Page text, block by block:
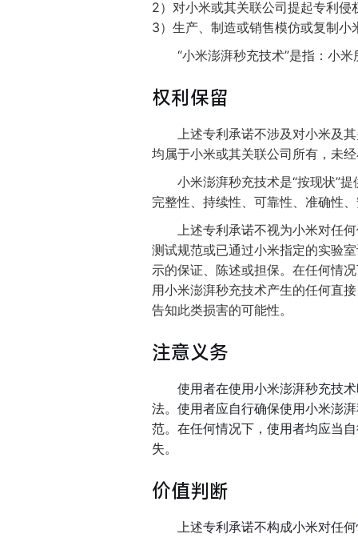
2）对小米或其关联公司提起专利侵
3）生产、制造或销售模仿或复制
“小米澎湃秒充技术”是指：小
权利保留
上述专利承诺不涉及对小米及
均属于小米或其关联公司所有，未
小米澎湃秒充技术是“按现状”
完整性、持续性、可靠性、准确性
上述专利承诺不视为小米对任
测试规范或已通过小米指定的实验
示的保证、陈述或担保。在任何情
用小米澎湃秒充技术产生的任何直
告知此类损害的可能性。
注意义务
使用者在使用小米澎湃秒充技
法。使用者应自行确保使用小米澎
范。在任何情况下，使用者均应当
失。
价值判断
上述专利承诺不构成小米对任